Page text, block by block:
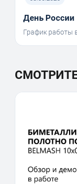
День России
График работы